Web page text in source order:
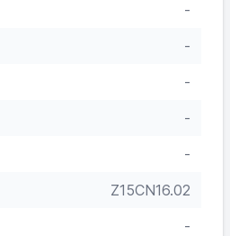
-
-
-
-
-
Z15CN16.02
-